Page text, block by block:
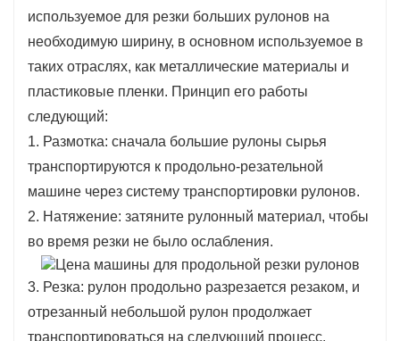
продольной резки использует современное
оборудование и технологии, которые позволяют
сократить количество отходов и
энергопотребления, а также отвечают требованиям
по защите окружающей среды.
используемое для резки больших рулонов на
необходимую ширину, в основном используемое в
таких отраслях, как металлические материалы и
пластиковые пленки. Принцип его работы
следующий:
1. Размотка: сначала большие рулоны сырья
транспортируются к продольно-резательной
машине через систему транспортировки рулонов.
2. Натяжение: затяните рулонный материал, чтобы
во время резки не было ослабления.
3. Резка: рулон продольно разрезается резаком, и
отрезанный небольшой рулон продолжает
транспортироваться на следующий процесс.